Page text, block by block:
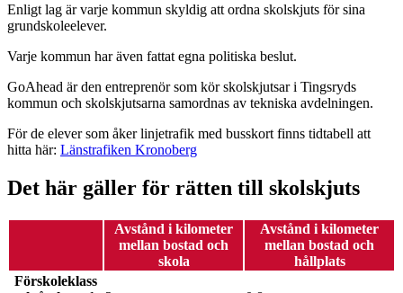
Enligt lag är varje kommun skyldig att ordna skolskjuts för sina
grundskoleelever.
Varje kommun har även fattat egna politiska beslut.
GoAhead är den entreprenör som kör skolskjutsar i Tingsryds
kommun och skolskjutsarna samordnas av tekniska avdelningen.
För de elever som åker linjetrafik med busskort finns tidtabell att
hitta här: Länstrafiken Kronoberg
Det här gäller för rätten till skolskjuts
Avstånd i kilometer
mellan bostad och
skola
Avstånd i kilometer
mellan bostad och
hållplats
Förskoleklass